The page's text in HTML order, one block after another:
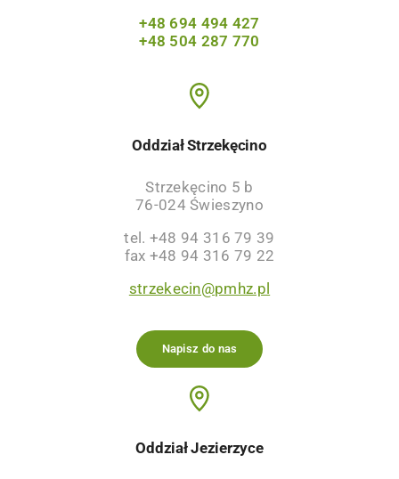
+48 694 494 427
+48 504 287 770
Oddział Strzekęcino
Strzekęcino 5 b
76-024 Świeszyno
tel. +48 94 316 79 39
fax +48 94 316 79 22
strzekecin@pmhz.pl
Napisz do nas
Oddział Jezierzyce